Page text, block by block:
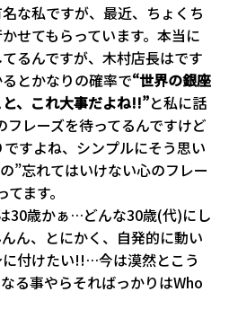
な私ですが、最近、ちょくち
せてもらっています。本当に
るんですが、木村店長はです
とかなりの確率で“世界の銀座
、これ大事だよね!!”と私に話
フレーズを待ってるんですけど
すよね、シンプルにそう思い
”忘れてはいけない心のフレー
ます。
30歳かぁ…どんな30歳(代)にし
ん、とにかく、自発的に動い
付けたい!!…今は漠然とこう
る事やらそればっかりはWho